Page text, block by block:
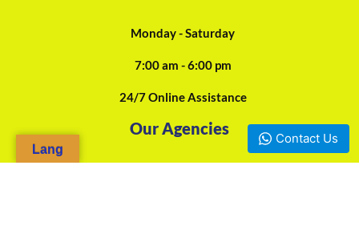
Monday - Saturday
7:00 am - 6:00 pm
24/7 Online Assistance
Our Agencies
Lang
Contact Us